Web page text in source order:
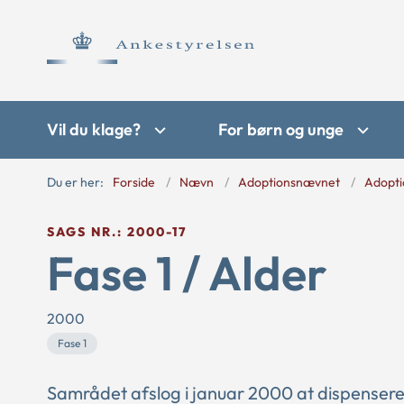
Vil du klage? For børn og unge
Du er her: Forside Nævn Adoptionsnævnet
SAGS NR.: 2000-17
Fase 1 / Alder
2000
Fase 1
Samrådet afslog i januar 2000 at